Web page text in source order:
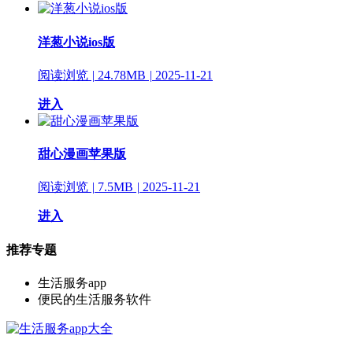
洋葱小说ios版
阅读浏览 | 24.78MB | 2025-11-21
进入
甜心漫画苹果版
阅读浏览 7.5MB 2025-11-21
进入
推荐专题
生活服务app
便民的生活服务软件